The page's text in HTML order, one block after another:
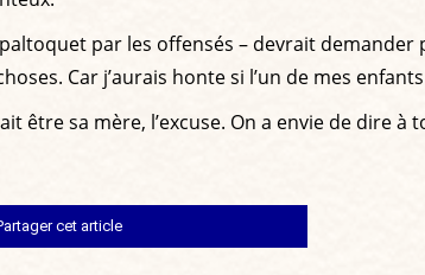
par les offensés – devrait
Car j’aurais honte si l’un de mes
sa mère, l’excuse. On a envie de dire
cet article